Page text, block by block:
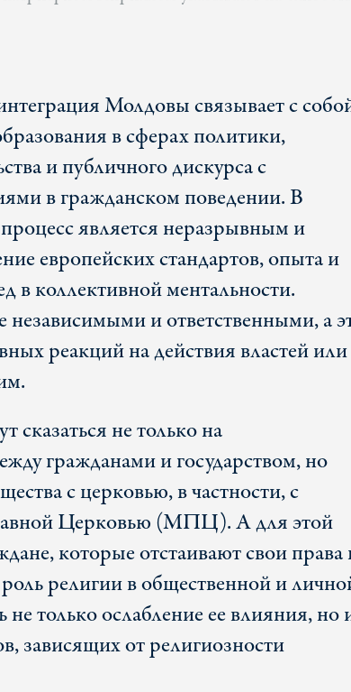
Молдовы связывает с
в сферах политики,
и публичного дискурса с
в гражданском поведении. В
является неразрывным и
европейских стандартов, опыта и
в коллективной ментальности.
независимыми и ответственными, а
реакций на действия властей или
сказаться не только на
гражданами и государством, но
с церковью, в частности, с
Церковью (МПЦ). А для этой
которые отстаивают свои права
религии в общественной и
не только ослабление ее влияния, но
зависящих от религиозности